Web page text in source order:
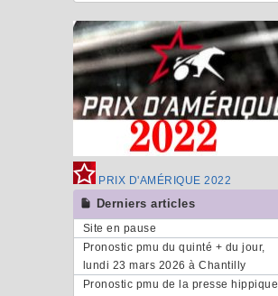
PRIX D'AMÉRIQUE 2022
Derniers articles
Site en pause
Pronostic pmu du quinté + du jour,
lundi 23 mars 2026 à Chantilly
Pronostic pmu de la presse hippique